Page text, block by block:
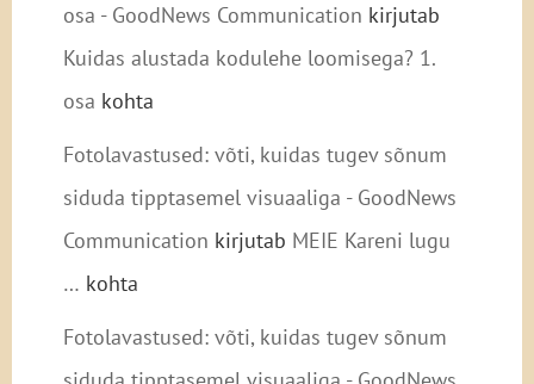
osa - GoodNews Communication kirjutab
Kuidas alustada kodulehe loomisega? 1.
osa kohta
Fotolavastused: võti, kuidas tugev sõnum
siduda tipptasemel visuaaliga - GoodNews
Communication kirjutab MEIE Kareni lugu
… kohta
Fotolavastused: võti, kuidas tugev sõnum